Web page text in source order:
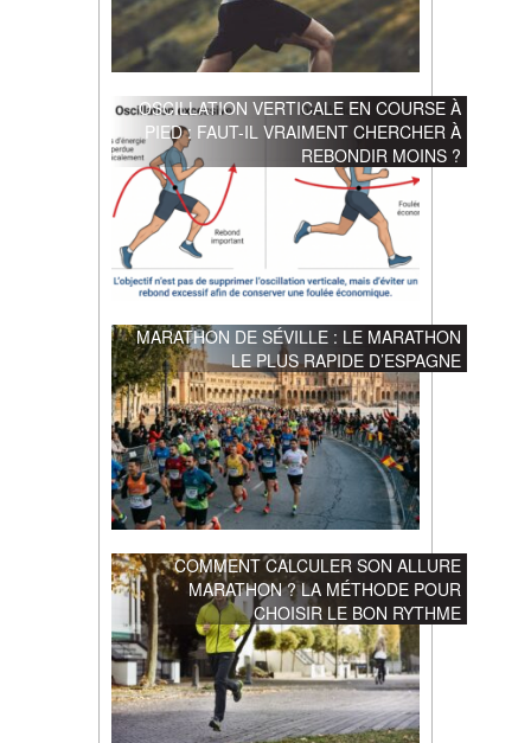
OSCILLATION VERTICALE EN COURSE À
PIED : FAUT-IL VRAIMENT CHERCHER À
REBONDIR MOINS ?
MARATHON DE SÉVILLE : LE MARATHON
LE PLUS RAPIDE D’ESPAGNE
COMMENT CALCULER SON ALLURE
MARATHON ? LA MÉTHODE POUR
CHOISIR LE BON RYTHME